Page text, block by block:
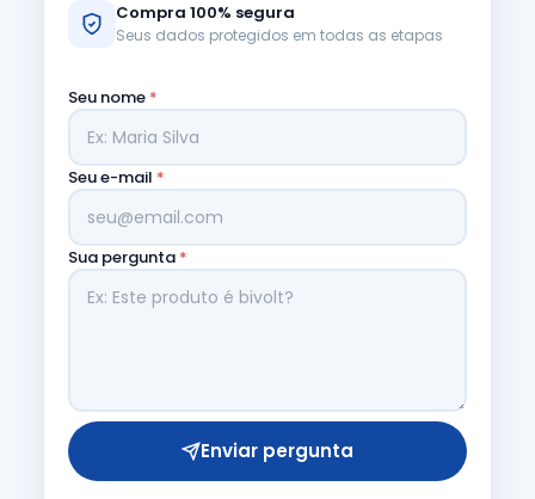
Compra 100% segura
Seus dados protegidos em todas as etapas
Seu nome *
Seu e-mail *
Sua pergunta *
Enviar pergunta